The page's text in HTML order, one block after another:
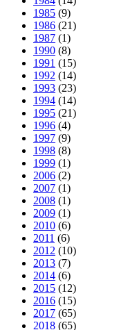
1985 (9)
1986 (21)
1987 (1)
1990 (8)
1991 (15)
1992 (14)
1993 (23)
1994 (14)
1995 (21)
1996 (4)
1997 (9)
1998 (8)
1999 (1)
2006 (2)
2007 (1)
2008 (1)
2009 (1)
2010 (6)
2011 (6)
2012 (10)
2013 (7)
2014 (6)
2015 (12)
2016 (15)
2017 (65)
2018 (65)